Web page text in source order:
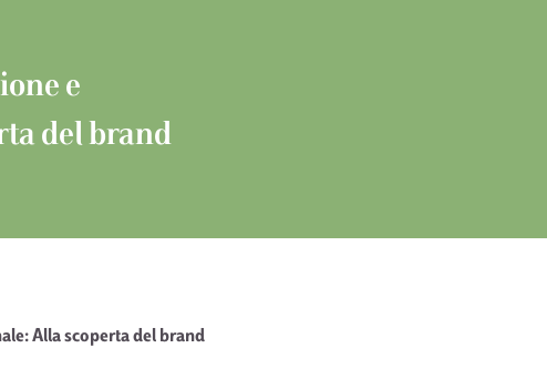
e
del brand
Alla scoperta del brand